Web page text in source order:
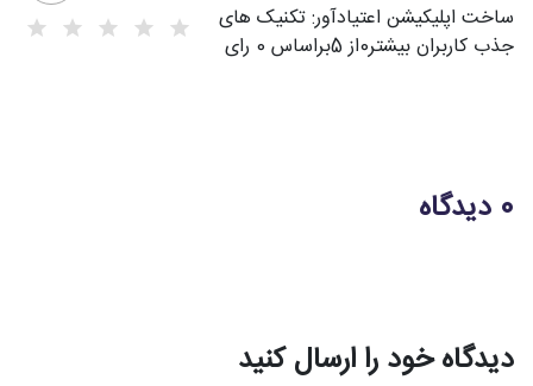
ساخت اپلیکیشن اعتیادآور: تکنیک‌ های
جذب کاربران بیشتر0از5براساس 0 رای
0 دیدگاه
دیدگاه خود را ارسال کنید